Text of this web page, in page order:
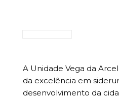
A Unidade Vega da
da excelência em
desenvolvimento da